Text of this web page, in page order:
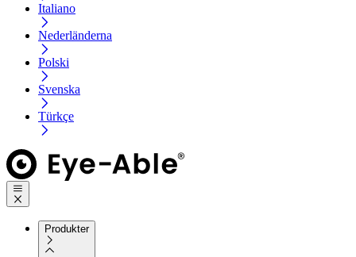
Italiano
Nederländerna
Polski
Svenska
Türkçe
Produkter